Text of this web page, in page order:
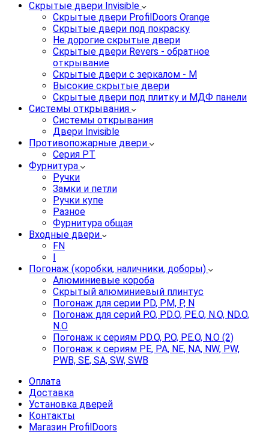
Скрытые двери Invisible
Скрытые двери ProfilDoors Orange
Скрытые двери под покраску
Не дорогие скрытые двери
Скрытые двери Revers - обратное
открывание
Скрытые двери с зеркалом - M
Высокие скрытые двери
Скрытые двери под плитку и МДФ панели
Системы открывания
Системы открывания
Двери Invisible
Противопожарные двери
Серия PT
Фурнитура
Ручки
Замки и петли
Ручки купе
Разное
Фурнитура общая
Входные двери
FN
I
Погонаж (коробки, наличники, доборы)
Алюминиевые короба
Скрытый алюминиевый плинтус
Погонаж для серии PD, PM, P, N
Погонаж для серий P.O, PD.O, PE.O, N.O, ND.O,
N.O
Погонаж к сериям PD.O, P.O, PE.O, N.O (2)
Погонаж к сериям PE, PA, NE, NA, NW, PW,
PWB, SE, SA, SW, SWB
Оплата
Доставка
Установка дверей
Контакты
Магазин ProfilDoors